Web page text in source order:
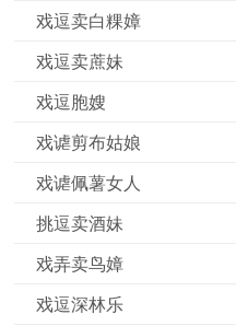
戏逗卖白粿嫜
戏逗卖蔗妹
戏逗胞嫂
戏谑剪布姑娘
戏谑佩薯女人
挑逗卖酒妹
戏弄卖鸟嫜
戏逗深林乐